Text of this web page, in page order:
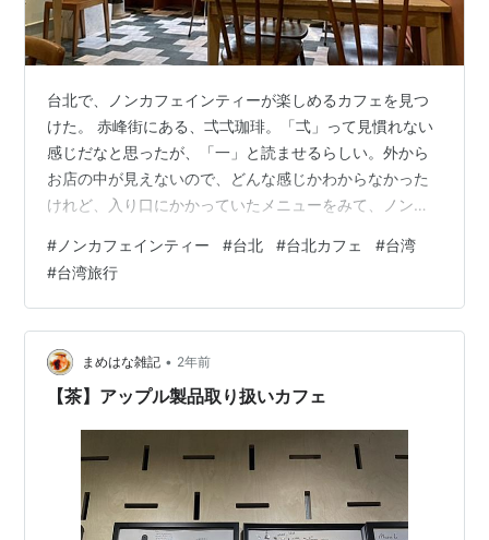
台北で、ノンカフェインティーが楽しめるカフェを見つ
けた。 赤峰街にある、弌弌珈琲。「弌」って見慣れない
感じだなと思ったが、「一」と読ませるらしい。外から
お店の中が見えないので、どんな感じかわからなかった
けれど、入り口にかかっていたメニューをみて、ノンカ
ま入店。 入り口 入り口にメニューがかかっている 客席
は2階、お手値は3階にある。 入り口ののれんをくぐった
先は階段 大きな窓と、窓辺のゆったりした雰囲気が印象
的な空間だった。 客席 今回は、ノンカフェインティーの
中から、黒森林苺果茶というベリー系のお茶を注文。濃
い赤紫のお茶で、ほんのりすっぱい味…
# ノンカフェインティー #台北 #台北カフェ #台湾
#台湾旅行
まめはな雑記 • 2年前
【茶】アップル製品取り扱いカフェ